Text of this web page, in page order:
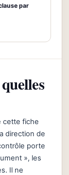
par
cette fiche
direction de
porte
», les
Il ne